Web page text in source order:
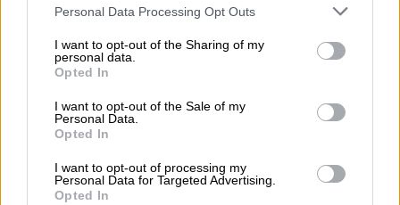
Personal Data Processing Opt Outs
I want to opt-out of the Sharing of my
personal data.
Opted In
I want to opt-out of the Sale of my
Personal Data.
Opted In
I want to opt-out of processing my
Personal Data for Targeted Advertising.
Opted In
Passeggiata
Download
Corporativo
Ti aiutiamo noi
Seminari sulla birra
Metodi di pagamento